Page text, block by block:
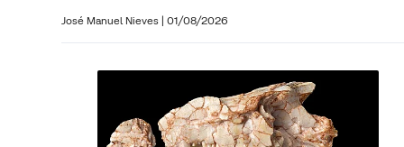
José Manuel Nieves | 01/08/2026